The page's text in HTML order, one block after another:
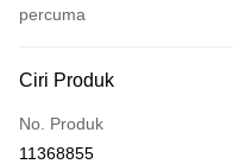
percuma
Kad Kredit (Bayaran Penuh)
Ansuran Kad Kredit
Ciri Produk
No. Produk
11368855